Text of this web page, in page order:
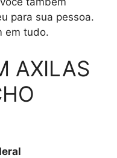
para sua pessoa.
em tudo.
AXILAS